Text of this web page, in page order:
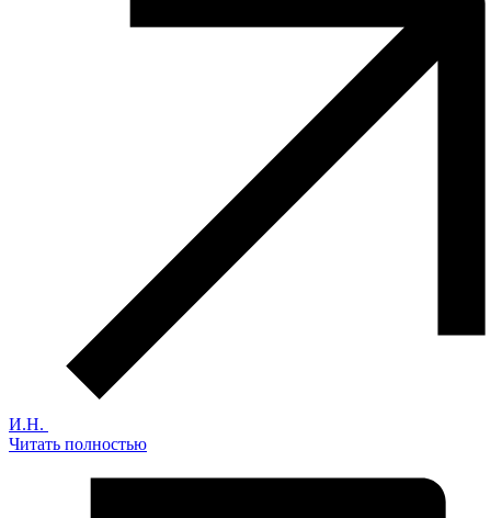
И.Н.
Читать полностью